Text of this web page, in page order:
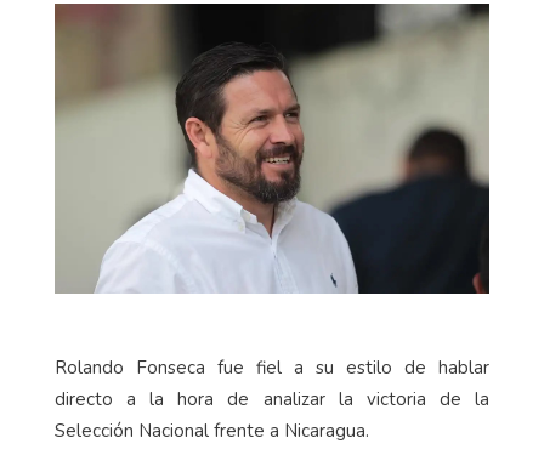
Rolando Fonseca fue fiel a su estilo de hablar
directo a la hora de analizar la victoria de la
Selección Nacional frente a Nicaragua.